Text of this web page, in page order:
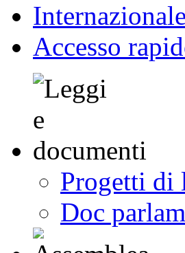
Internazionale
Accesso
Progetti di
Doc